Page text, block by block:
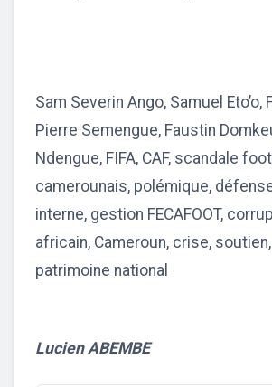
Sam Severin Ango, Samuel Eto’o,
Pierre Semengue, Faustin
Ndengue, FIFA, CAF, scandale
camerounais, polémique, défense
interne, gestion FECAFOOT,
africain, Cameroun, crise,
patrimoine national
Lucien ABEMBE